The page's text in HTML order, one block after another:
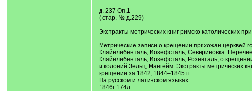
д. 237 Оп.1
( стар. № д.229)
Экстракты метрических книг римско-католических
Метрические записи о крещении прихожан церквей
Кляйнлибенталь, Иозефсталь, Севериновка.
Кляйнлибенталь, Иозефсталь, Розенталь; о
и колоний Зельц, Мангейм. Экстракты метрических
крещении за 1842, 1844–1845 гг.
На русском и латинском языках.
1846г 174л